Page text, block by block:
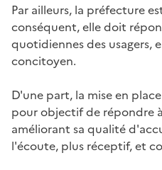
Par ailleurs, la préfecture
conséquent, elle doit
quotidiennes des usagers,
concitoyen.
D'une part, la mise en
pour objectif de répondre
améliorant sa qualité
l'écoute, plus réceptif, et